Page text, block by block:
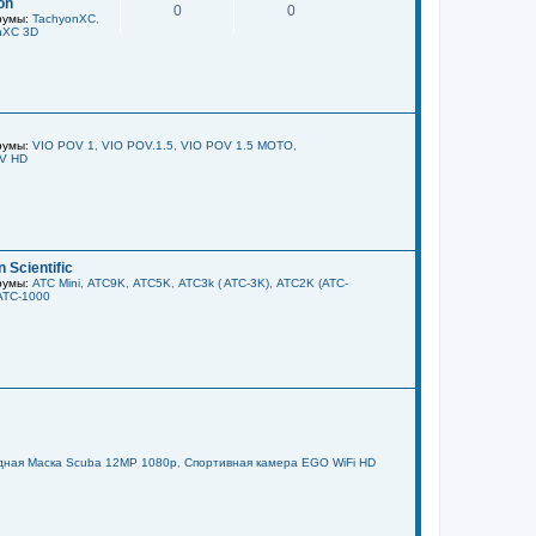
TachyonXC
3D
0 0
VIO POV 1 VIO POV.1.5 VIO POV 1.5 MOTO
HD
Scientific
ATC Mini ATC9K ATC5K ATC3k ( ATC-3K) ATC2K (ATC-
1000
Маска Scuba 12MP 1080p Спортивная камера EGO WiFi HD